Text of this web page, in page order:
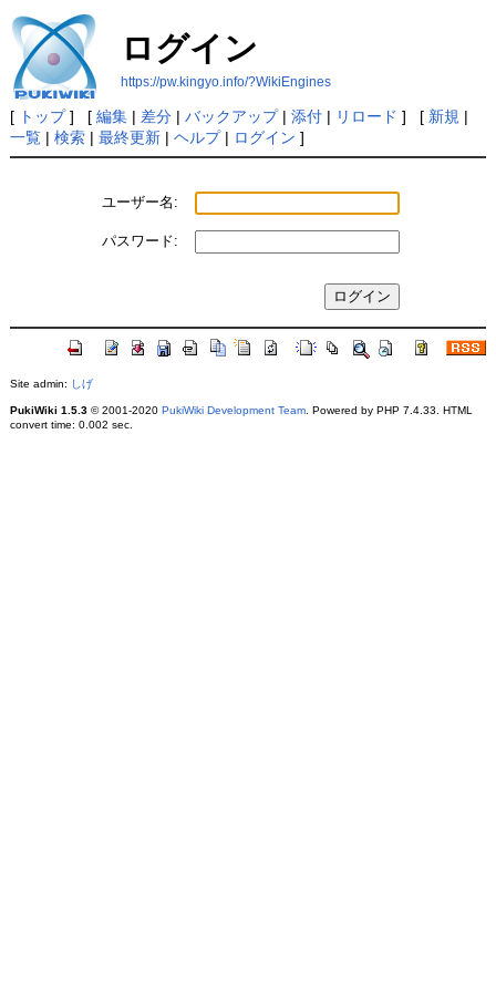
ログイン
https://pw.kingyo.info/?WikiEngines
[ トップ] [ 編集| 差分| バックアップ| 添付| リロード ] [ 新規 |
一覧| 検索| 最終更新| ヘルプ| ログイン ]
ユーザー名:
パスワード:
Site admin: しげ
PukiWiki 1.5.3© 2001-2020 PukiWiki Development Team. Powered by PHP 7.4.33. HTML
convert time: 0.002 sec.